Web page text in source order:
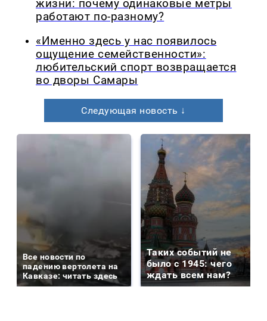
жизни: почему одинаковые метры
работают по-разному?
«Именно здесь у нас появилось
ощущение семейственности»:
любительский спорт возвращается
во дворы Самары
Следующая новость ↓
Все новости по
падению вертолета на
Кавказе: читать здесь
Таких событий не
было с 1945: чего
ждать всем нам?